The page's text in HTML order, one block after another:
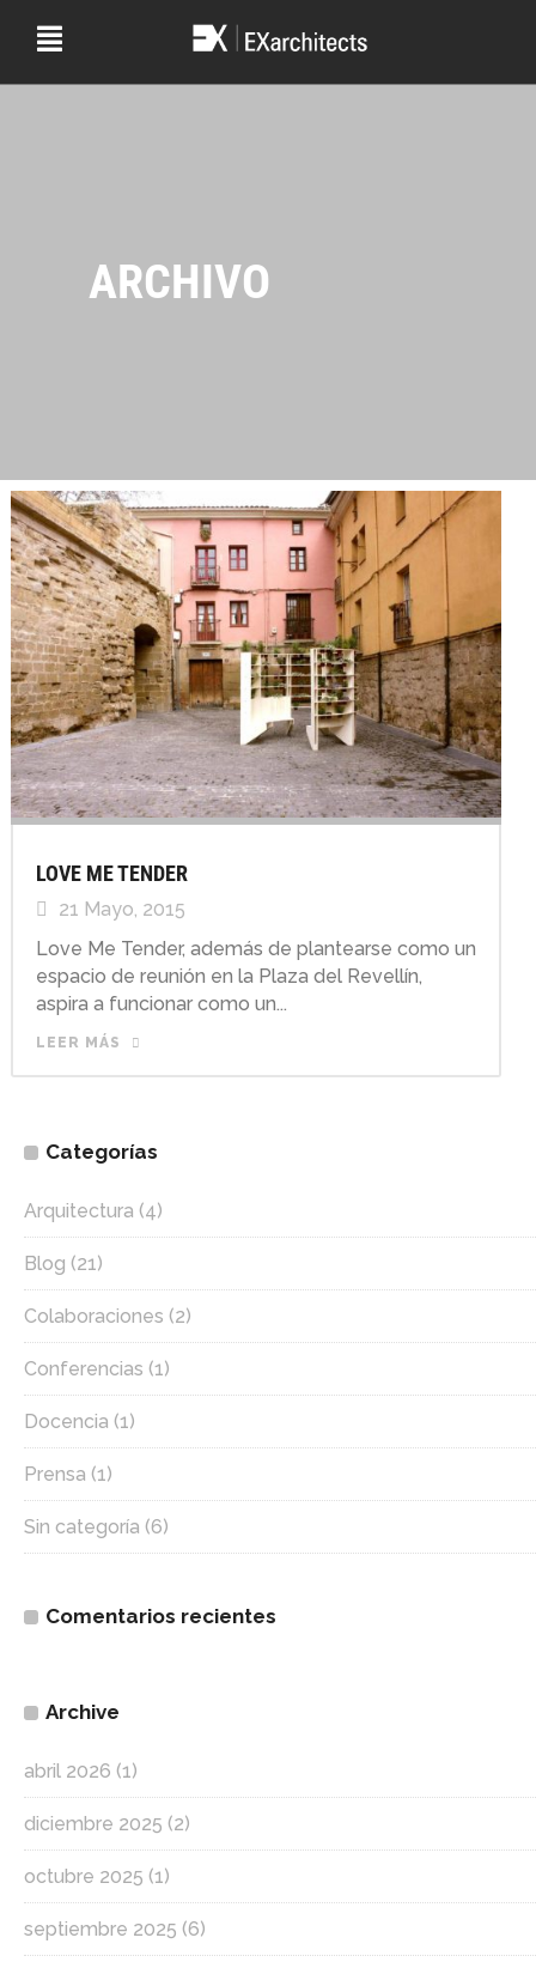
ARCHIVO
LOVE ME TENDER
21 Mayo, 2015
Love Me Tender, además de plantearse como un
espacio de reunión en la Plaza del Revellín,
aspira a funcionar como un...
LEER MÁS
Categorías
Arquitectura (4)
Blog (21)
Colaboraciones (2)
Conferencias (1)
Docencia (1)
Prensa (1)
Sin categoría (6)
Comentarios recientes
Archive
abril 2026 (1)
diciembre 2025 (2)
octubre 2025 (1)
septiembre 2025 (6)